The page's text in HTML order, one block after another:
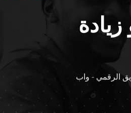
الرقمي - واب